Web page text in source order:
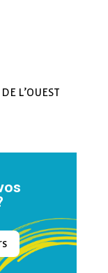
L’OUEST